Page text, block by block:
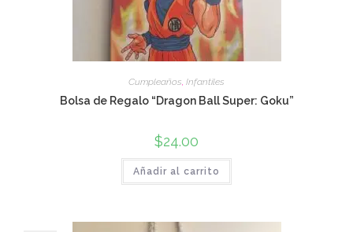
Cumpleaños, Infantiles
Bolsa de Regalo “Dragon Ball Super: Goku”
$24.00
Añadir al carrito